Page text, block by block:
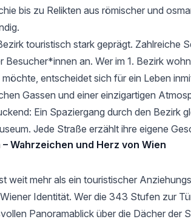
bis zu Relikten aus römischer und
touristisch stark geprägt. Zahlreiche
Besucher*innen an. Wer im 1. Bezirk
entscheidet sich für ein Leben
Gassen und einer einzigartigen
Ein Spaziergang durch den Bezirk
Jede Straße erzählt ihre eigene
Wahrzeichen und Herz von Wien
weit mehr als ein touristischer
Identität. Wer die 343 Stufen zur
Panoramablick über die Dächer der